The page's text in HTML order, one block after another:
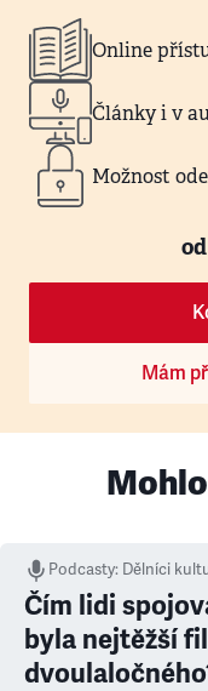
Online
Články i v
Možnost
od
Mám
Podcasty: Dělníci
Čím lidi
byla nejtěžší